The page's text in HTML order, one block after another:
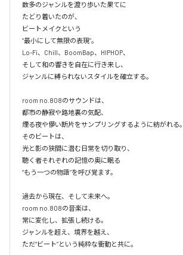
数多のジャンルを渡り歩いた果てに
たどり着いたのが、
ビートメイクという
“最小にして無限の表現”。
Lo-Fi、Chill、BoomBap、HIPHOP、
そして和の響きを自在に行き来し、
ジャンルに縛られないスタイルを確立する。
room no.808のサウンドは、
都市の静寂や路地裏の気配、
煙る夜や儚い断片をサンプリングするように紡がれる。
そのビートは、
光と影の狭間に潜む日常を切り取り、
聴く者それぞれの記憶の奥に眠る
“もう一つの物語”を呼び覚ます。
過去から現在、そして未来へ。
room no.808の音楽は、
常に変化し、拡張し続ける。
ジャンルを超え、境界を越え、